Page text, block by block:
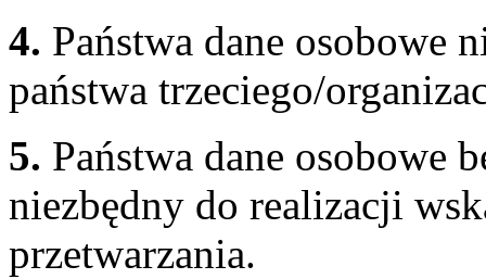
4. Państwa dane osobowe
państwa trzeciego/
5. Państwa dane osobowe
niezbędny do realizacji
przetwarzania.